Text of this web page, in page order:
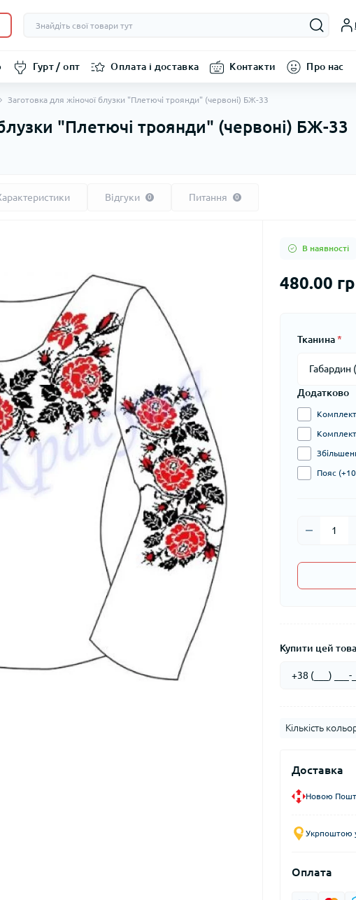
Гурт / опт Оплата і доставка Контакти Про нас
Заготовка для жіночої блузки "Плетючі троянди" (червоні) БЖ-33
"Плетючі троянди" (червоні) БЖ-33
Відгуки 0 Питання 0
В наявності
480.00
Тканина*
Додатково
Комплект
Пояс
Купити цей
Кількість
Доставка
Новою
Укрпоштою у
Оплата